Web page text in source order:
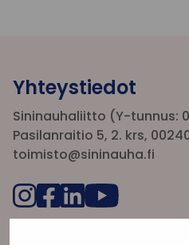
Yhteystiedot
Sininauhaliitto (Y-tunnus:
Pasilanraitio 5, 2. krs,
toimisto@sininauha.fi